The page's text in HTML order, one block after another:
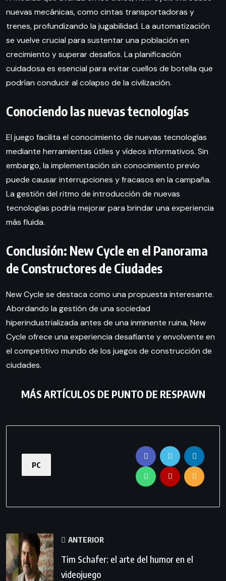
nuevas mecánicas, como cintas transportadoras y
trenes, profundizando la jugabilidad. La automatización
se vuelve crucial para sustentar una población en
crecimiento y superar desafíos. La planificación
cuidadosa es esencial para evitar cuellos de botella que
podrían conducir al colapso de la civilización.
Conociendo las nuevas tecnologías
El juego facilita el conocimiento de nuevas tecnologías
mediante herramientas útiles y vídeos informativos. Sin
embargo, la implementación sin conocimiento previo
puede causar interrupciones y fracasos en la campaña.
La gestión del ritmo de introducción de nuevas
tecnologías podría mejorar para brindar una experiencia
más fluida.
Conclusión: New Cycle en el Panorama
de Constructores de Ciudades
New Cycle se destaca como una propuesta interesante.
Abordando la gestión de una sociedad
hiperindustrializada antes de una inminente ruina, New
Cycle ofrece una experiencia desafiante y envolvente en
el competitivo mundo de los juegos de construcción de
ciudades.
MÁS ARTÍCULOS DE PUNTO DE RESPAWN
PC
ANTERIOR
Tim Schafer: el arte del humor en el
videojuego